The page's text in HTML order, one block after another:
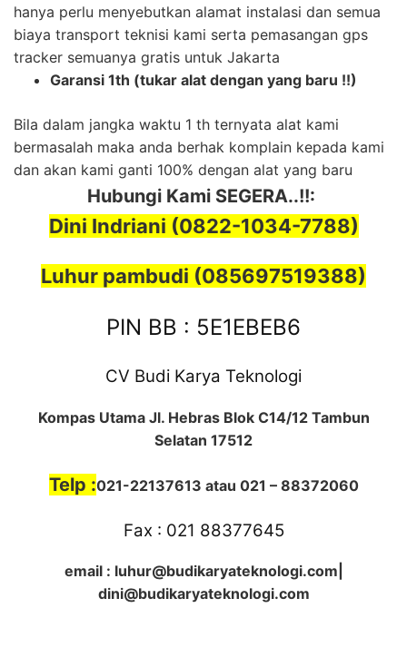
hanya perlu menyebutkan alamat instalasi dan semua
biaya transport teknisi kami serta pemasangan gps
tracker semuanya gratis untuk Jakarta
Garansi 1th (tukar alat dengan yang baru !!)
Bila dalam jangka waktu 1 th ternyata alat kami
bermasalah maka anda berhak komplain kepada kami
dan akan kami ganti 100% dengan alat yang baru
Hubungi Kami SEGERA..!!:
Dini Indriani (0822-1034-7788)
Luhur pambudi (085697519388)
PIN BB : 5E1EBEB6
CV Budi Karya Teknologi
Kompas Utama Jl. Hebras Blok C14/12 Tambun
Selatan 17512
Telp :021-22137613 atau 021 – 88372060
Fax : 021 88377645
email : luhur@budikaryateknologi.com|
dini@budikaryateknologi.com